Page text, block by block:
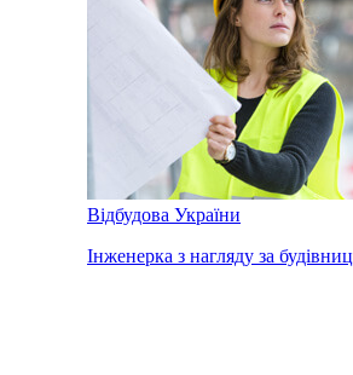
Відбудова України
Інженерка з нагляду за